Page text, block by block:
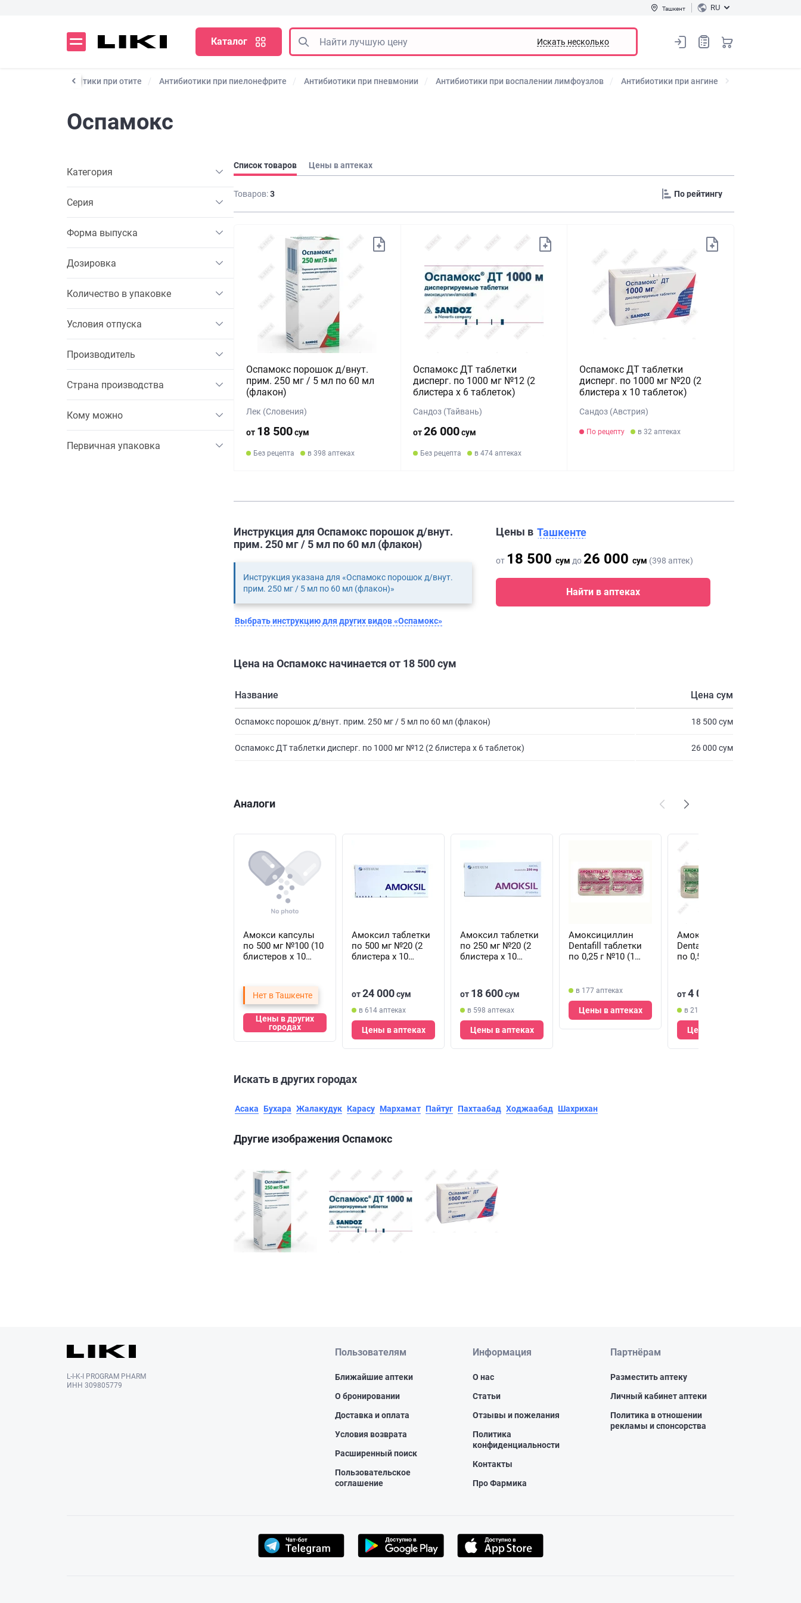
Ташкент RU
Каталог Искать несколько
Антибиотики при отите Антибиотики при пиелонефрите Антибиотики при пневмонии Антибиотики при воспалении лимфоузлов Антибиотики при ангине
Оспамокс
Категория
Серия
Форма выпуска
Дозировка
Количество в упаковке
Условия отпуска
Производитель
Страна производства
Кому можно
Первичная упаковка
Список товаров Цены в аптеках
Товаров:3
Оспамокс порошок д/внут.
прим. 250 мг / 5 мл по 60 мл
(флакон)
Лек (Словения)
от 18 500сум
Без рецепта в 398 аптеках
Оспамокс ДТ таблетки
дисперг. по 1000 мг №12 (2
блистера x 6 таблеток)
Сандоз (Тайвань)
от26 000сум
Без рецепта в 474 аптеках
Оспамокс ДТ таблетки
дисперг. по 1000 мг №20 (2
блистера х 10 таблеток)
Сандоз (Австрия)
По рецепту в 32 аптеках
Цены в Ташкенте
от 18 500 сум до 26 000 сум (398 аптек)
Найти в аптеках
Инструкция для Оспамокс порошок д/внут.
прим. 250 мг / 5 мл по 60 мл (флакон)
Инструкция указана для «Оспамокс порошок д/внут.
прим. 250 мг / 5 мл по 60 мл (флакон)»
Выбрать инструкцию для других видов «Оспамокс»
Цена на Оспамокс начинается от 18 500 сум
Название Цена сум
Оспамокс порошок д/внут. прим. 250 мг / 5 мл по 60 мл (флакон) 18 500 сум
Оспамокс ДТ таблетки дисперг. по 1000 мг №12 (2 блистера x 6 таблеток) 26 000 сум
Аналоги
Амокси капсулы
по 500 мг №100 (10
блистеров х 10
Нет в Ташкенте
Цены в других
городах
Амоксил таблетки
по 500 мг №20 (2
блистера х 10
от24 000сум
в 614 аптеках
Цены в аптеках
Амоксил таблетки
по 250 мг №20 (2
блистера х 10
от 18 600сум
в 598 аптеках
Цены в аптеках
Амоксициллин
Dentafill таблетки
по 0,25 г №10 (1
в 177 аптеках
Цены в аптеках
Амоксициллин
Dentafill таблетки
по 0,5 г №10 (1
от4 000
в 213 аптеках
Цены в аптеках
Искать в других городах
Асака Бухара Жалакудук Карасу Мархамат Пайтуг Пахтаабад Ходжаабад Шахрихан
Другие изображения Оспамокс
L-I-K-I PROGRAM PHARM
ИНН 309805779
Пользователям
Ближайшие аптеки
О бронировании
Доставка и оплата
Условия возврата
Расширенный поиск
Пользовательское
соглашение
Информация
О нас
Статьи
Отзывы и пожелания
Политика
конфиденциальности
Контакты
Про Фармика
Партнёрам
Разместить аптеку
Личный кабинет аптеки
Политика в отношении
рекламы и спонсорства